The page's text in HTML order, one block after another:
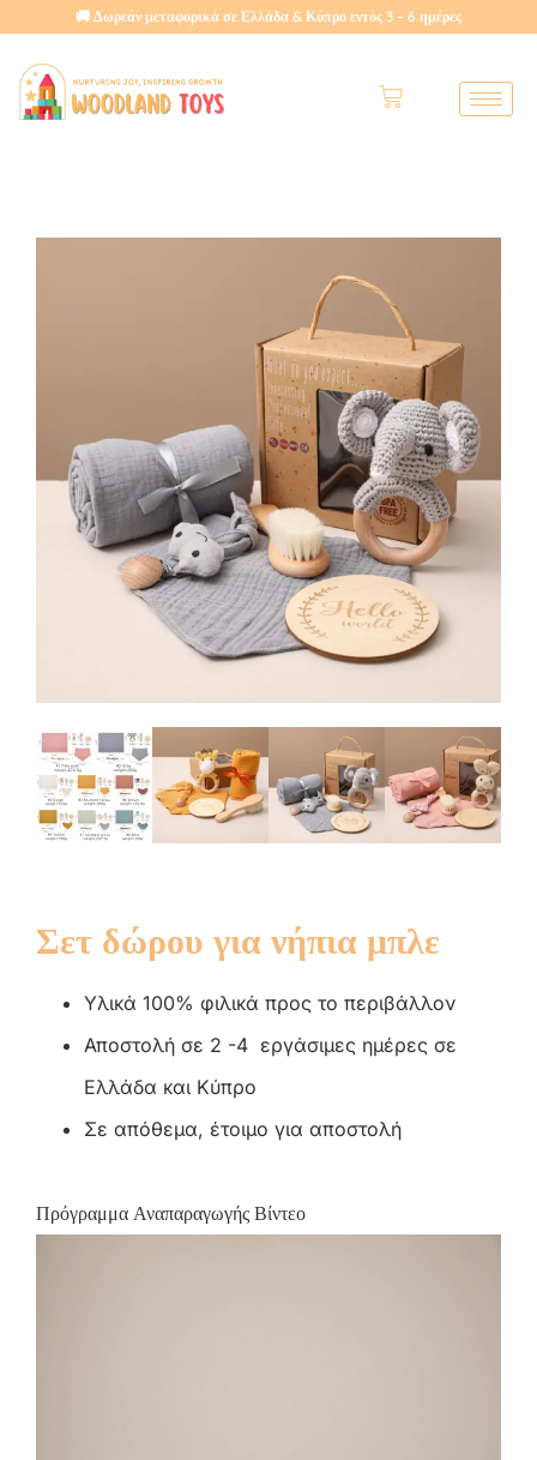
🚚 Δωρεάν μεταφορικά σε Ελλάδα & Κύπρο εντός 3 – 6 ημέρες
Σετ δώρου για νήπια μπλε
Υλικά 100% φιλικά προς το περιβάλλον
Αποστολή σε 2 -4 εργάσιμες ημέρες σε
Ελλάδα και Κύπρο
Σε απόθεμα, έτοιμο για αποστολή
Πρόγραμμα Αναπαραγωγής Βίντεο